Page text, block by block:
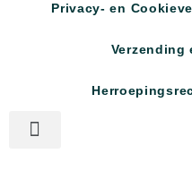
Privacy- en
Verzending